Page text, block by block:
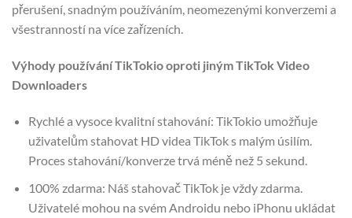
přerušení, snadným používáním, neomezenými konverzemi a
všestranností na více zařízeních.
Výhody používání TikTokio oproti jiným TikTok Video
Downloaders
Rychlé a vysoce kvalitní stahování: TikTokio umožňuje
uživatelům stahovat HD videa TikTok s malým úsilím.
Proces stahování/konverze trvá méně než 5 sekund.
100% zdarma: Náš stahovač TikTok je vždy zdarma.
Uživatelé mohou na svém Androidu nebo iPhonu ukládat